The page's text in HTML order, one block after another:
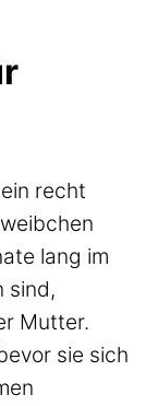
recht
lang im
sind,
Mutter.
sie sich